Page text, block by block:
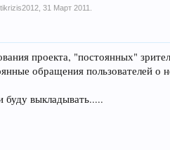
,31 Март 2011
проекта, "постоянных"
обращения пользователей о
выкладывать.....